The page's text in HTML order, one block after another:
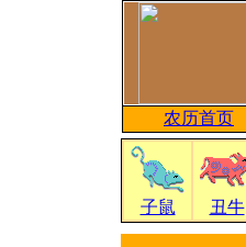
农历首页
子鼠 丑牛